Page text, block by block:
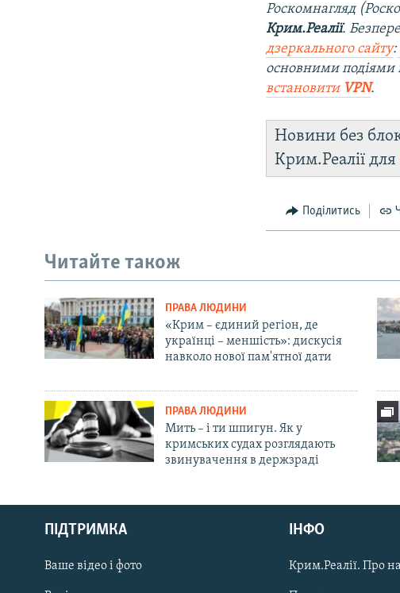
Русский
Qırımtatar
ДОЛУЧАЙСЯ!
Роскомнагляд
Крим.Реалії.
дзеркального сайту:
основними подіями
встановити VPN.
Новини без
Крим.Реалії для
Поділитись
Читайте також
ПРАВА ЛЮДИНИ
«Крим – єдиний регіон, де
українці – меншість»: дискусія
навколо нової пам'ятної дати
ПРАВА ЛЮДИНИ
Мить – і ти шпигун. Як у
кримських судах розглядають
звинувачення в держзраді
ПІДТРИМКА
Ваше відео і фото
ІНФО
Крим.Реалії. Про